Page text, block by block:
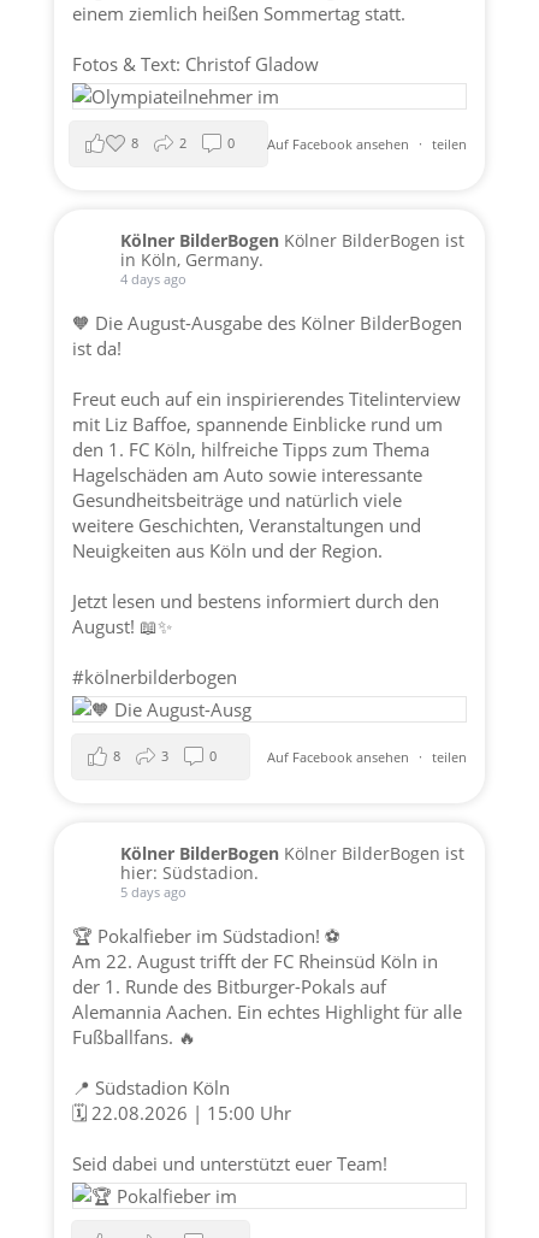
einem ziemlich heißen Sommertag statt.
Fotos & Text: Christof Gladow
Auf Facebook ansehen · teilen
8 2 0
Kölner BilderBogen Kölner BilderBogen ist
in Köln, Germany.
4 days ago
🧡 Die August-Ausgabe des Kölner BilderBogen
ist da!
Freut euch auf ein inspirierendes Titelinterview
mit Liz Baffoe, spannende Einblicke rund um
den 1. FC Köln, hilfreiche Tipps zum Thema
Hagelschäden am Auto sowie interessante
Gesundheitsbeiträge und natürlich viele
weitere Geschichten, Veranstaltungen und
Neuigkeiten aus Köln und der Region.
Jetzt lesen und bestens informiert durch den
August! 📖✨
#kölnerbilderbogen
Auf Facebook ansehen · teilen
8 3 0
Kölner BilderBogen Kölner BilderBogen ist
hier: Südstadion.
5 days ago
🏆 Pokalfieber im Südstadion! ⚽️
Am 22. August trifft der FC Rheinsüd Köln in
der 1. Runde des Bitburger-Pokals auf
Alemannia Aachen. Ein echtes Highlight für alle
Fußballfans. 🔥
📍 Südstadion Köln
🗓️ 22.08.2026 | 15:00 Uhr
Seid dabei und unterstützt euer Team!